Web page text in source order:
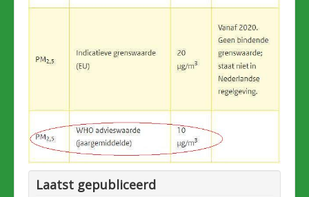
Laatst gepubliceerd